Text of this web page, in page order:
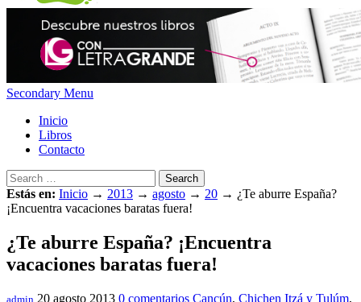
Secondary Menu
Inicio
Libros
Contacto
Search
Estás en: Inicio → 2013 → agosto → 20 → ¿Te aburre España?
¡Encuentra vacaciones baratas fuera!
¿Te aburre España? ¡Encuentra
vacaciones baratas fuera!
admin 20 agosto 2013 0 comentarios Cancún, Chichen Itzá y Tulúm,